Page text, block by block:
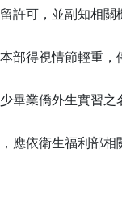
可，並副知相關
得視情節輕重，
業僑外生實習之
應依衛生福利部相